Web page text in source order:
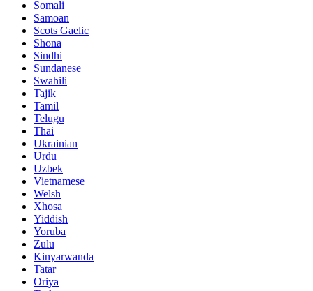
Somali
Samoan
Scots Gaelic
Shona
Sindhi
Sundanese
Swahili
Tajik
Tamil
Telugu
Thai
Ukrainian
Urdu
Uzbek
Vietnamese
Welsh
Xhosa
Yiddish
Yoruba
Zulu
Kinyarwanda
Tatar
Oriya